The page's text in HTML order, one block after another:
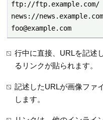
ftp://ftp.example.com/
news://
foo@example.com
行中に直接、URLを記述
るリンクが貼られます。
記述したURLが画像ファ
します。